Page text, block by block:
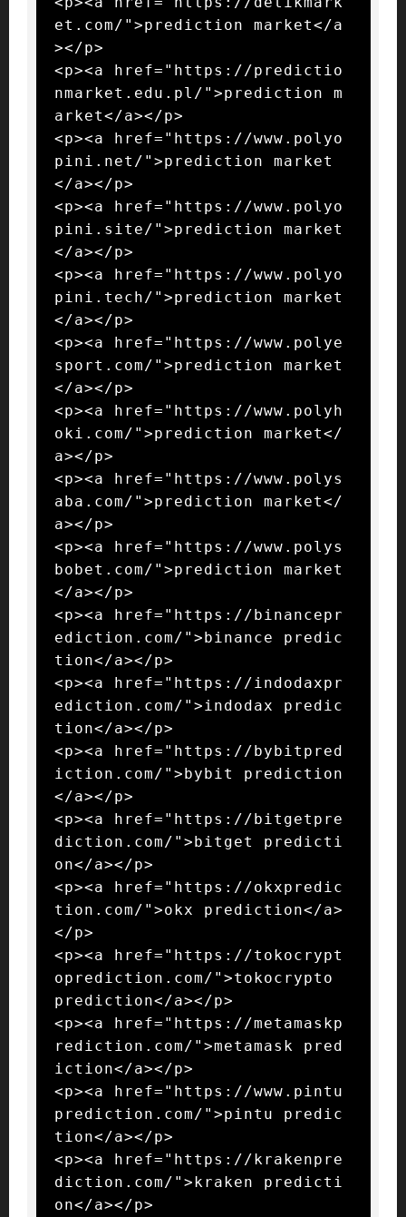
et.com/">prediction market</a
></p>
<p><a href="https://predictio
nmarket.edu.pl/">prediction m
arket</a></p>
<p><a href="https://www.polyo
pini.net/">prediction market
</a></p>
<p><a href="https://www.polyo
pini.site/">prediction market
</a></p>
<p><a href="https://www.polyo
pini.tech/">prediction market
</a></p>
<p><a href="https://www.polye
sport.com/">prediction market
</a></p>
<p><a href="https://www.polyh
oki.com/">prediction market</
a></p>
<p><a href="https://www.polys
aba.com/">prediction market</
a></p>
<p><a href="https://www.polys
bobet.com/">prediction market
</a></p>
<p><a href="https://binancepr
ediction.com/">binance predic
tion</a></p>
<p><a href="https://indodaxpr
ediction.com/">indodax predic
tion</a></p>
<p><a href="https://bybitpred
iction.com/">bybit prediction
</a></p>
<p><a href="https://bitgetpre
diction.com/">bitget predicti
on</a></p>
<p><a href="https://okxpredic
tion.com/">okx prediction</a>
</p>
<p><a href="https://tokocrypt
oprediction.com/">tokocrypto
prediction</a></p>
<p><a href="https://metamaskp
rediction.com/">metamask pred
iction</a></p>
<p><a href="https://www.pintu
prediction.com/">pintu predic
tion</a></p>
<p><a href="https://krakenpre
diction.com/">kraken predicti
on</a></p>